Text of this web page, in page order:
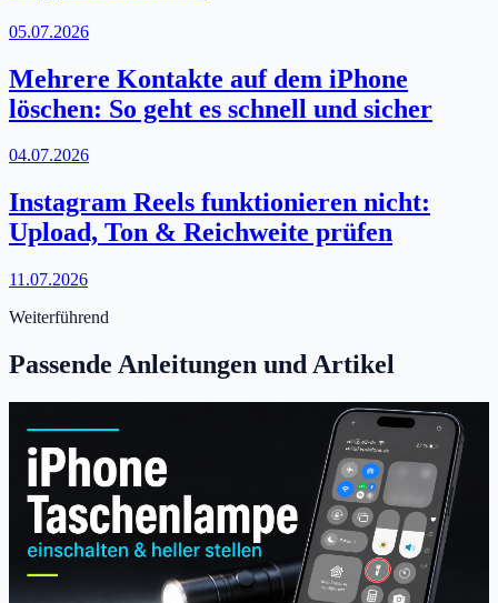
05.07.2026
Mehrere Kontakte auf dem iPhone
löschen: So geht es schnell und sicher
04.07.2026
Instagram Reels funktionieren nicht:
Upload, Ton & Reichweite prüfen
11.07.2026
Weiterführend
Passende Anleitungen und Artikel